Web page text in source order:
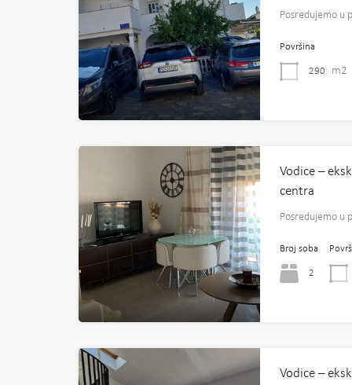
Posredujemo u
Površina
290 m2
Vodice –
centra
Posredujemo u
Broj soba
2
Vodice –